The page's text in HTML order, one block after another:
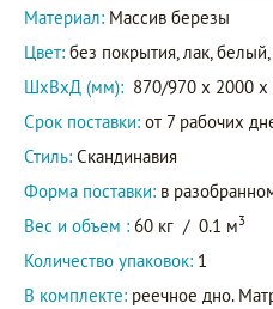
Материал: Массив березы
Цвет: без покрытия, лак,
ШxВxД (мм): 870/970 x 2000
Срок поставки: от 7 рабочих
Стиль: Скандинавия
Форма поставки: в
Вес и объем : 60 кг / 0.1 м3
Количество упаковок: 1
В комплекте: реечное дно.